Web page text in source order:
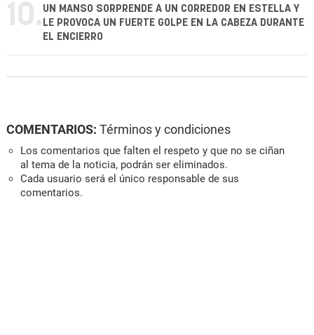
10. UN MANSO SORPRENDE A UN CORREDOR EN ESTELLA Y
LE PROVOCA UN FUERTE GOLPE EN LA CABEZA DURANTE
EL ENCIERRO
COMENTARIOS: Términos y condiciones
Los comentarios que falten el respeto y que no se ciñan
al tema de la noticia, podrán ser eliminados.
Cada usuario será el único responsable de sus
comentarios.